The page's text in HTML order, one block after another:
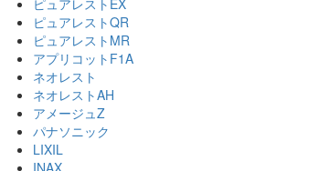
ピュアレストEX
ピュアレストQR
ピュアレストMR
アプリコットF1A
ネオレスト
ネオレストAH
アメージュZ
パナソニック
LIXIL